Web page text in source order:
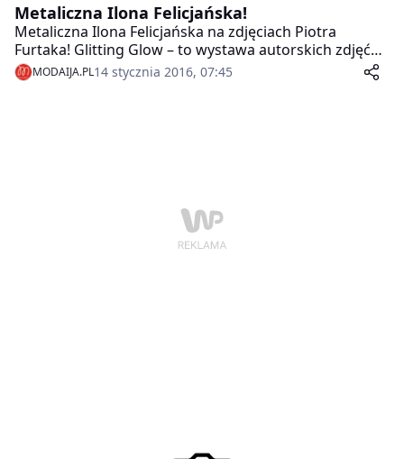
Metaliczna Ilona Felicjańska!
Metaliczna Ilona Felicjańska na zdjęciach Piotra
Furtaka! Glitting Glow – to wystawa autorskich zdjęć
Piotra Furtaka o tematyce Beauty. Elementem
łączącym wszystkie fotografie jest nieszablonowe
MODAIJA.PL14 stycznia 2016, 07:45